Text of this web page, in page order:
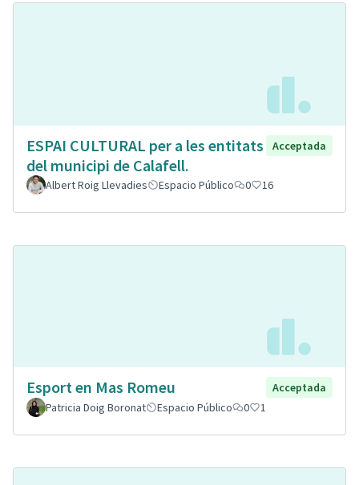
ESPAI CULTURAL per a les entitats
del municipi de Calafell.
Acceptada
Albert Roig Llevadies Espacio Público 0 16
Esport en Mas Romeu
Acceptada
Patricia Doig Boronat
Espacio Público 0 1